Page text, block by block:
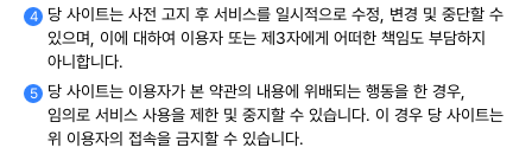
당 사이트는 사전 고지 후 서비스를 일시적으로 수정, 변경 및 중단할 수
있으며, 이에 대하여 이용자 또는 제3자에게 어떠한 책임도 부담하지
아니합니다.
당 사이트는 이용자가 본 약관의 내용에 위배되는 행동을 한 경우,
임의로 서비스 사용을 제한 및 중지할 수 있습니다. 이 경우 당 사이트는
위 이용자의 접속을 금지할 수 있습니다.